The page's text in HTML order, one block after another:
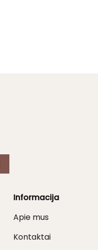
Informacija
Apie mus
Kontaktai